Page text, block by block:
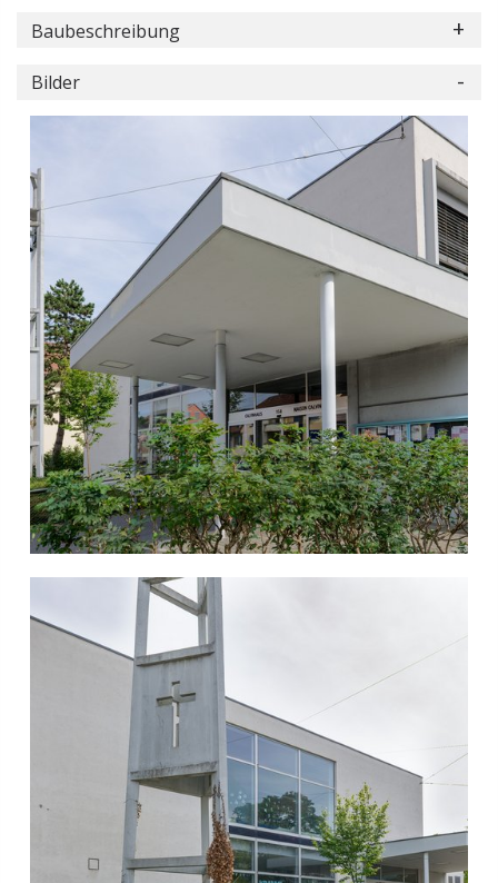
Baubeschreibung
Bilder